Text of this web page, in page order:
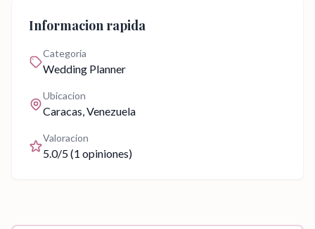
Informacion rapida
Categoria
Wedding Planner
Ubicacion
Caracas, Venezuela
Valoracion
5.0/5 (1 opiniones)